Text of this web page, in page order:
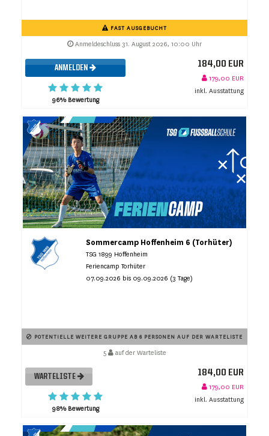
FAST AUSGEBUCHT
Anmeldeschluss 31. August 2026, 10:00 Uhr
ANMELDEN
96% Bewertung
184,00 EUR
179,00 EUR
inkl. Ausstattung
Sommercamp Hoffenheim 6 (Torhüter)
TSG 1899 Hoffenheim
Feriencamp Torhüter
07.09.2026 bis 09.09.2026 (3 Tage)
POTENTIELLE WEITERE GRUPPE AB 6 PERSONEN AUF DER WARTELISTE
5 auf der Warteliste
WARTELISTE
98% Bewertung
184,00 EUR
179,00 EUR
inkl. Ausstattung